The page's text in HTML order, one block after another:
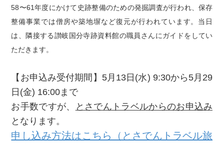
58〜61年度にかけて史跡整備のための発掘調査が行われ、保存
整備事業では僧房や築地塀など復元が行われています。当日
は、隣接する讃岐国分寺跡資料館の職員さんにガイドをしてい
ただきます。
【お申込み受付期間】5月13日(水) 9:30から5月29
日(金) 16:00まで
お手数ですが、
とさでんトラベルからのお申込み
となります。
申し込み方法はこちら（とさでんトラベル旅